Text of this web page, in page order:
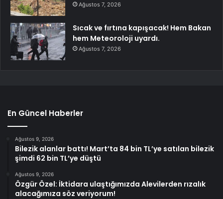
Ağustos 7, 2026
Sıcak ve fırtına kapışacak! Hem Bakan
hem Meteoroloji uyardı.
Ağustos 7, 2026
En Güncel Haberler
Ağustos 9, 2026
Bilezik alanlar battı! Mart’ta 84 bin TL’ye satılan bilezik
şimdi 62 bin TL’ye düştü
Ağustos 9, 2026
Özgür Özel: İktidara ulaştığımızda Alevilerden rızalık
alacağımıza söz veriyorum!